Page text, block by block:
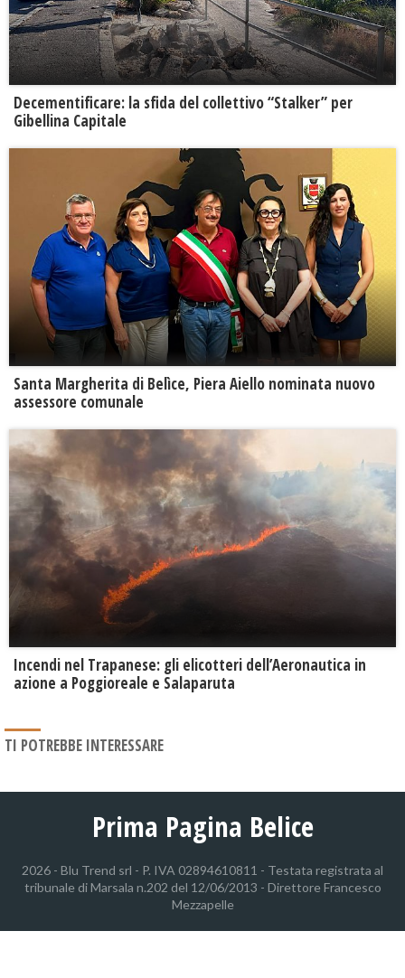
Decementificare: la sfida del collettivo “Stalker” per
Gibellina Capitale
Santa Margherita di Belìce, Piera Aiello nominata nuovo
assessore comunale
Incendi nel Trapanese: gli elicotteri dell’Aeronautica in
azione a Poggioreale e Salaparuta
TI POTREBBE INTERESSARE
Prima Pagina Belice
2026 - Blu Trend srl - P. IVA 02894610811 - Testata registrata al
tribunale di Marsala n.202 del 12/06/2013 - Direttore Francesco
Mezzapelle